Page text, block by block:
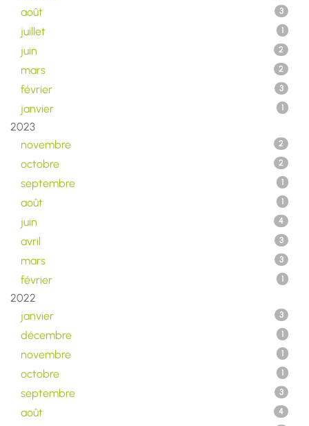
août 3
juillet 1
juin 2
mars 2
février 3
janvier 1
2023
novembre
2
octobre 2
septembre 1
août 1
juin 4
avril 3
mars 3
février 1
2022
janvier
3
décembre 1
novembre 1
octobre 1
septembre 3
août 4